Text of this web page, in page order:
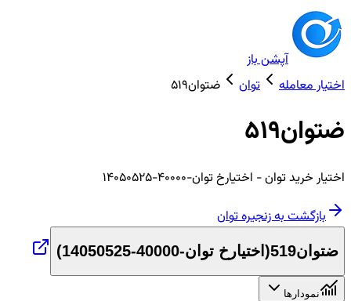
آپشن باز
اختیار معامله
توان ضتوان519
ضتوان519
اختیار خریدتوان- اختیارخ توان-40000-14050525
بازگشت به زنجیرهتوان
ضتوان519 ( اختیارخ توان-40000-14050525 )
نمودارها